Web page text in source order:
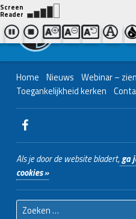
Contact ons
| Bel ons
038 - 427
Home Nieuws Webinar –
Toegankelijkheid kerken
WebMan on Facebook
Als je door de website bladert,ga
cookies »
Zoeken naar: